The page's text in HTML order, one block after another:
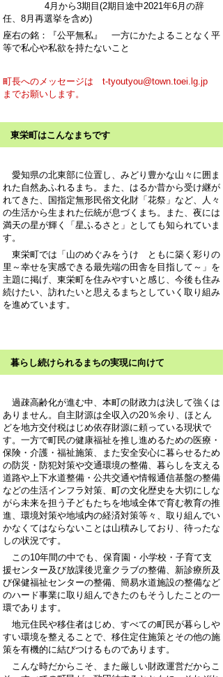
4月から3期目(2期目途中2021年6月の辞
任、8月再選挙を含め)
座右の銘：『公平無私』 一方にかたよることなく平
等で私心や私欲を持たないこと
町長へのメッセージは t-tyoutyou@town.toei.lg.jp
までお願いします。
東栄町はこんなまちです
愛知県の北東部に位置し、みどり豊かな山々に囲ま
れた自然あふれるまち。また、はるか昔から受け継が
れてきた、国指定無形民俗文化財「花祭」など、人々
の生活から生まれた伝統が息づくまち。また、夜には
満天の星が輝く「星ふるさと」としても知られていま
す。
東栄町では「山のめぐみをうけ ともに築く彩りの
里～幸せを実感できる最先端の田舎を目指して～」を
主題に掲げ、東栄町を住みやすいと感じ、今後も住み
続けたい、訪れたいと思えるまちとしていく取り組み
を進めています。
暮らし続けられるまちの実現に向けて
過疎高齢化が進む中、本町の財政力は決して強くは
ありません。自主財源は全収入の20％余り、ほとん
どを地方交付税はじめ依存財源に頼っている現状で
す。一方で町民の健康福祉を推し進めるための医療・
保険・介護・福祉施策、また安全安心に暮らせるため
の防災・防犯対策や交通環境の整備、暮らしを支える
道路や上下水道整備・公共交通や情報通信基盤の整備
などの生活インフラ対策、町の文化歴史を大切にしな
がら未来を担う子どもたちを地域全体で育む教育の推
進、環境対策や地域内の経済対策等々、取り組んでい
かなくてはならないことは山積みしており、待ったな
しの状況です。
この10年間の中でも、保育園・小学校・子育て支
援センター及び放課後児童クラブの整備、新診療所及
び保健福祉センターの整備、簡易水道施設の整備など
のハード事業に取り組んできたのもそうしたことの一
環であります。
地元住民や移住者はじめ、すべての町民が暮らしや
すい環境を整えることで、移住定住施策とその他の施
策を有機的に結びつけるものであります。
こんな時だからこそ、また厳しい財政運営だからこ